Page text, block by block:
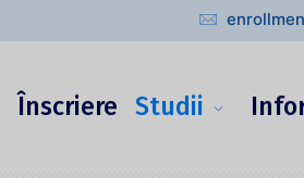
Înscriere Studii